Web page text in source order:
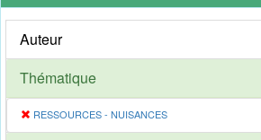
Auteur
Thématique
RESSOURCES - NUISANCES